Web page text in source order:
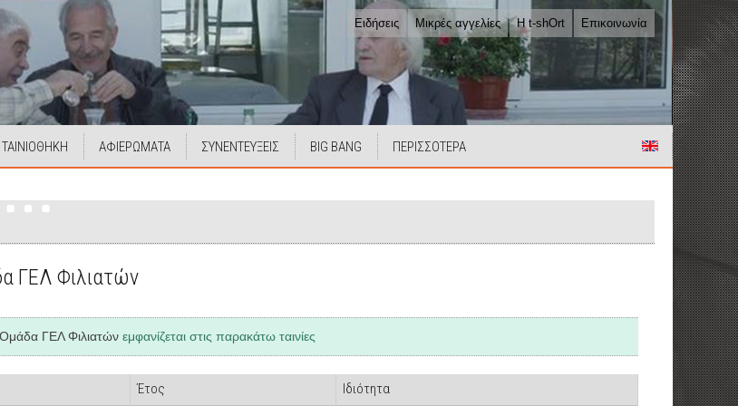
Ειδήσεις Μικρές αγγελίες Η t-shOrt Επικοινωνία
ΑΦΙΕΡΩΜΑΤΑ ΣΥΝΕΝΤΕΥΞΕΙΣ BIG BANG ΠΕΡΙΣΣΟΤΕΡΑ
ΓΕΛ Φιλιατών
Ομάδα ΓΕΛ Φιλιατών εμφανίζεται στις παρακάτω ταινίες
Έτος Ιδιότητα